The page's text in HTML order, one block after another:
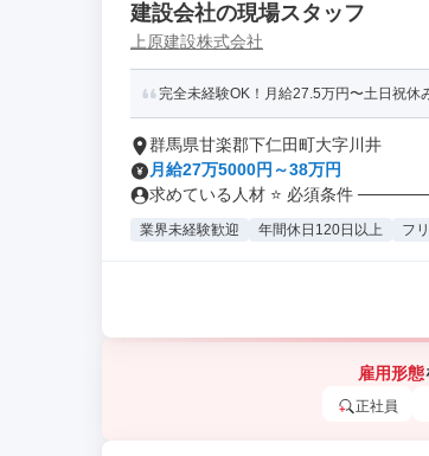
建設会社の現場スタッフ
上原建設株式会社
完全未経験OK！月給27.5万円〜土日祝休
群馬県甘楽郡下仁田町大字川井
月給27万5000円～38万円
求めている人材 ⭐ 必須条件
業界未経験歓迎 年間休日120日以上 フ
雇用形態
正社員